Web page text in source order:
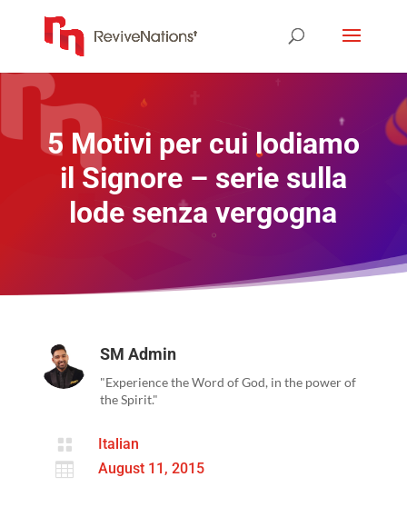
5 Motivi per cui lodiamo
il Signore – serie sulla
lode senza vergogna
SM Admin
"Experience the Word of God, in the power of
the Spirit."
 Italian
 August 11, 2015